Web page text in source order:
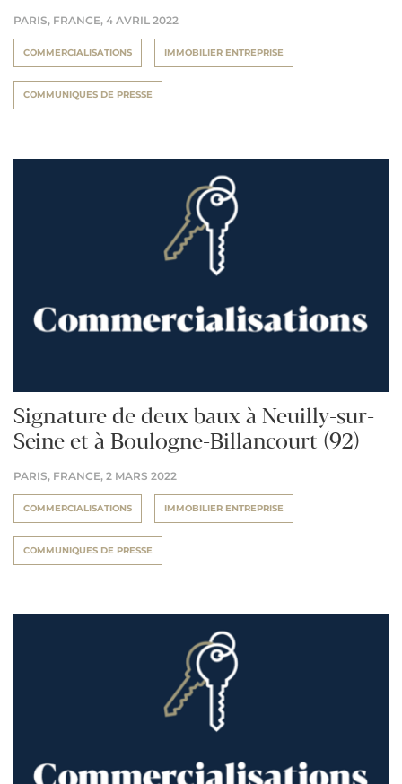
PARIS, FRANCE, 4 AVRIL 2022
COMMERCIALISATIONS IMMOBILIER ENTREPRISE
COMMUNIQUES DE PRESSE
Signature de deux baux à Neuilly-sur-
Seine et à Boulogne-Billancourt (92)
PARIS, FRANCE, 2 MARS 2022
COMMERCIALISATIONS IMMOBILIER ENTREPRISE
COMMUNIQUES DE PRESSE